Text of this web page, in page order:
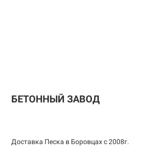
БЕТОННЫЙ ЗАВОД
Доставка Песка в Боровцах с 2008г.